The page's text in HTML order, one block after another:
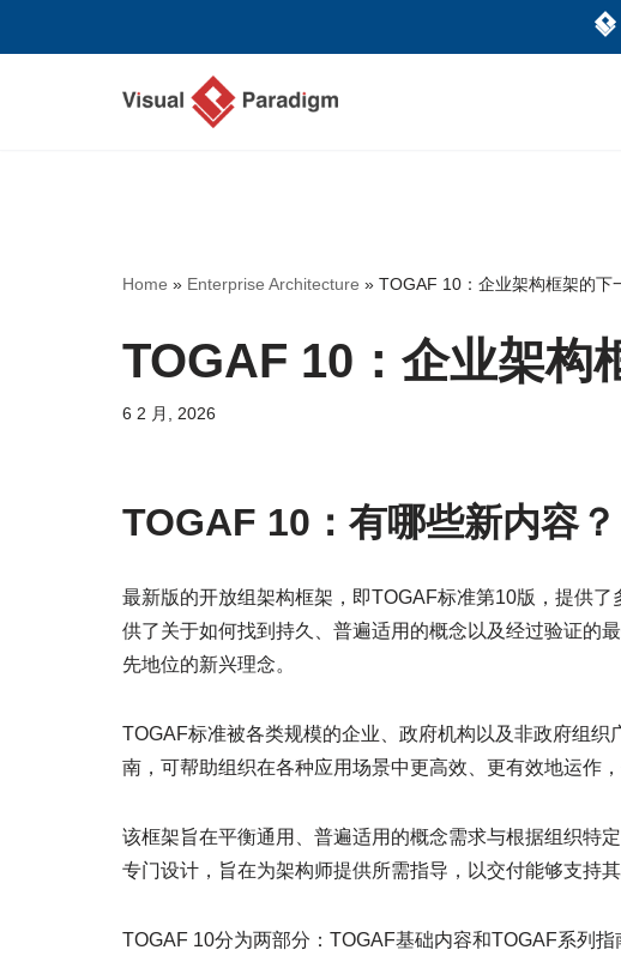
Home » Enterprise Architecture » TOGAF 10：企业架构框架的下
TOGAF 10：企业架构
6 2 月, 2026
TOGAF 10：有哪些新内容？
最新版的开放组架构框架，即TOGAF标准第10版，提供
供了关于如何找到持久、普遍适用的概念以及经过验证的
先地位的新兴理念。
TOGAF标准被各类规模的企业、政府机构以及非政府组
南，可帮助组织在各种应用场景中更高效、更有效地运作
该框架旨在平衡通用、普遍适用的概念需求与根据组织特
专门设计，旨在为架构师提供所需指导，以交付能够支持
TOGAF 10分为两部分：TOGAF基础内容和TOGAF系列